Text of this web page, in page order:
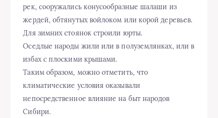
рек, сооружались конусообразные шалаши из
жердей, обтянутых войлоком или корой деревьев.
Для зимних стоянок строили юрты.
Оседлые народы жили или в полуземлянках, или в
избах с плоскими крышами.
Таким образом, можно отметить, что
климатические условия оказывали
непосредственное влияние на быт народов
Сибири.